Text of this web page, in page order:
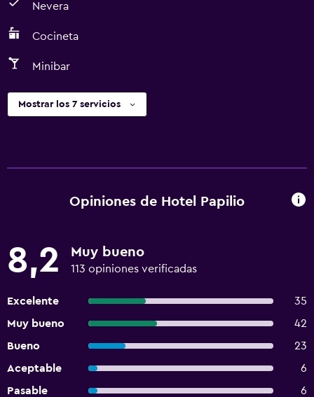
Nevera
Cocineta
Minibar
Mostrar los 7 servicios
Opiniones de Hotel Papilio
8,2 Muy bueno
113 opiniones verificadas
Excelente
35
Muy bueno
42
Bueno
23
Aceptable
6
Pasable
6